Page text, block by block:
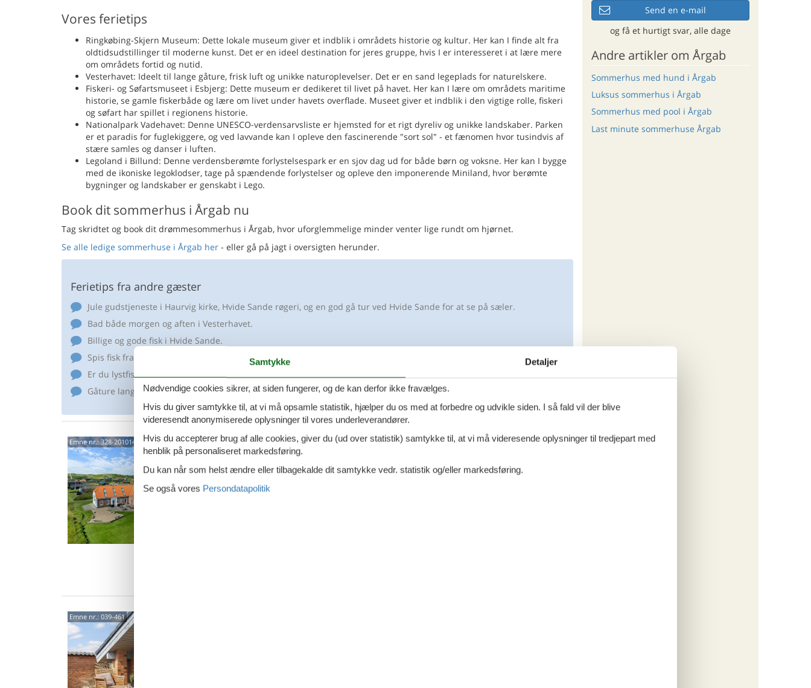
Vores ferietips
Ringkøbing-Skjern Museum: Dette lokale museum giver et indblik i områdets historie og kultur. Her kan I finde alt fra
oldtidsudstillinger til moderne kunst. Det er en ideel destination for jeres gruppe, hvis I er interesseret i at lære mere
om områdets fortid og nutid.
Vesterhavet: Ideelt til lange gåture, frisk luft og unikke naturoplevelser. Det er en sand legeplads for naturelskere.
Fiskeri- og Søfartsmuseet i Esbjerg: Dette museum er dedikeret til livet på havet. Her kan I lære om områdets maritime
historie, se gamle fiskerbåde og lære om livet under havets overflade. Museet giver et indblik i den vigtige rolle, fiskeri
og søfart har spillet i regionens historie.
Nationalpark Vadehavet: Denne UNESCO-verdensarvsliste er hjemsted for et rigt dyreliv og unikke landskaber. Parken
er et paradis for fuglekiggere, og ved lavvande kan I opleve den fascinerende "sort sol" - et fænomen hvor tusindvis af
stære samles og danser i luften.
Legoland i Billund: Denne verdensberømte forlystelsespark er en sjov dag ud for både børn og voksne. Her kan I bygge
med de ikoniske legoklodser, tage på spændende forlystelser og opleve den imponerende Miniland, hvor berømte
bygninger og landskaber er genskabt i Lego.
Book dit sommerhus i Årgab nu
Tag skridtet og book dit drømmesommerhus i Årgab, hvor uforglemmelige minder venter lige rundt om hjørnet.
Se alle ledige sommerhuse i Årgab her - eller gå på jagt i oversigten herunder.
Ferietips fra andre gæster
Jule gudstjeneste i Haurvig kirke, Hvide Sande røgeri, og en god gå tur ved Hvide Sande for at se på sæler.
Bad både morgen og aften i Vesterhavet.
Billige og gode fisk i Hvide Sande.
Spis fisk fra den gode fiskehandel i Hvide Sande
Er du lystfisker så tag hen til slusen. En lang gåtur. Mærk efter hvor barsk klimaet er.
Gåture langs vandet - surfing.
Emne nr.:328-201014
Charmerende præstegård ved
stranden i Årgab
Sønder Klitvej - Årgab - 6960 - Hvide Sande
Tilføj til favoritter
Emne nr.: 039-461
Send en e-mail
og få et hurtigt svar, alle dage
Andre artikler om Årgab
Sommerhus med hund i Årgab
Luksus sommerhus i Årgab
Sommerhus med pool i Årgab
Last minute sommerhuse Årgab
Samtykke Detaljer
Nødvendige cookies sikrer, at siden fungerer, og de kan derfor ikke fravælges.
Hvis du giver samtykke til, at vi må opsamle statistik, hjælper du os med at forbedre og udvikle siden. I så fald vil der blive
videresendt anonymiserede oplysninger til vores underleverandører.
Hvis du accepterer brug af alle cookies, giver du (ud over statistik) samtykke til, at vi må videresende oplysninger til tredjepart med
henblik på personaliseret markedsføring.
Du kan når som helst ændre eller tilbagekalde dit samtykke vedr. statistik og/eller markedsføring.
Se også vores Persondatapolitik